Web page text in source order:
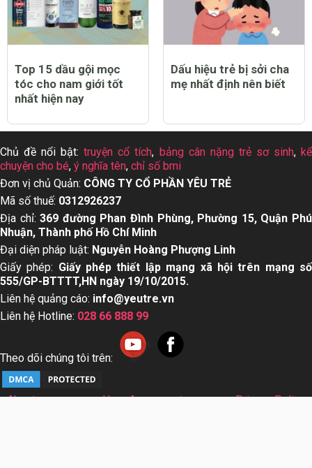
Top 15 dầu gội mọc
tóc cho nam giới tốt
nhất hiện nay
Dấu hiệu trẻ bị sởi cha
mẹ nhất định nên biết
Chủ đề nổi bật:truyện cổ tích, bảng cân nặng trẻ sơ sinh, kể
chuyện cho bé, ý nghĩa tên, chỉ số bmi
Đơn vị chủ Quản: CÔNG TY CỔ PHẦN YÊU TRẺ
Mã số thuế: 0312926237
Địa chỉ:369 đường Phan Đình Phùng, Phường 15, Quận Phú
Nhuận, Thành phố Hồ Chí Minh
Đại diện pháp luật: Nguyễn Hoàng Phượng Linh
Giấy phép: Giấy phép thiết lập mạng xã hội trên mạng số
555/GP-BTTTT,HN ngày 19/10/2015.
Liên hệ quảng cáo: info@yeutre.vn
Liên hệ Hotline: 028 66 888 99
Theo dõi chúng tôi trên:
About us User Agreement
Privacy Policy